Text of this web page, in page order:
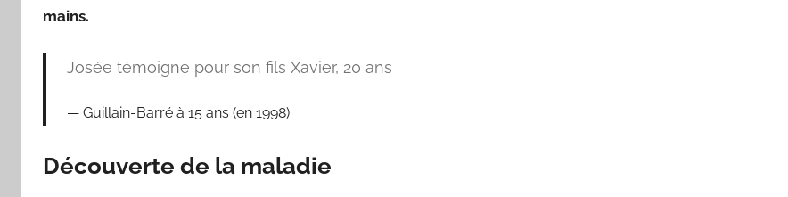
mains.
Josée témoigne pour son fils Xavier, 20 ans
Guillain-Barré à 15 ans (en 1998)
Découverte de la maladie